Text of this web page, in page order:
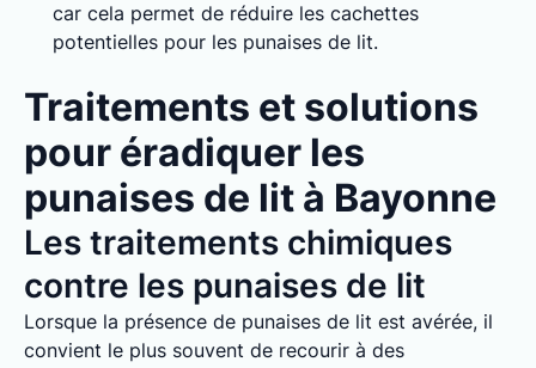
car cela permet de réduire les cachettes
potentielles pour les punaises de lit.
Traitements et solutions
pour éradiquer les
punaises de lit à Bayonne
Les traitements chimiques
contre les punaises de lit
Lorsque la présence de punaises de lit est avérée, il
convient le plus souvent de recourir à des